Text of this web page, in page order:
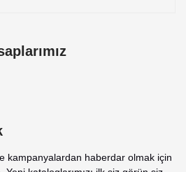
kampanyalardan haberdar olmak için